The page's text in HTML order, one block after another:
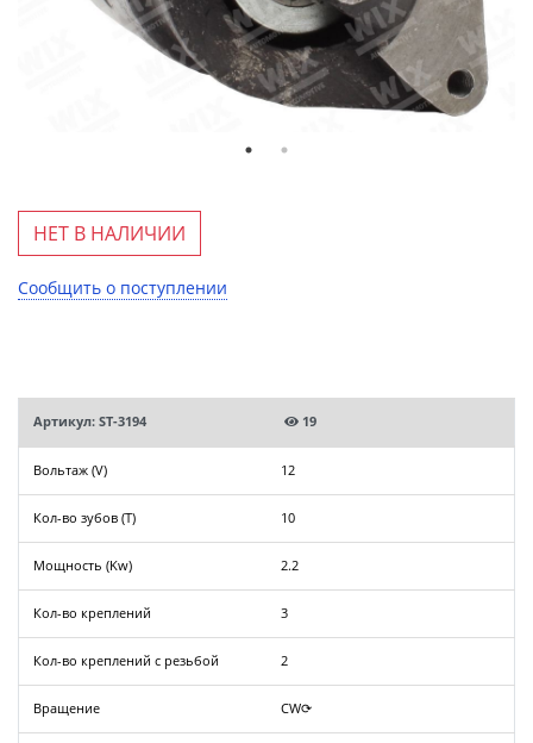
НЕТ В НАЛИЧИИ
Сообщить о поступлении
Артикул: ST-3194 19
Вольтаж (V) 12
Кол-во зубов (T) 10
Мощность (Kw) 2.2
Кол-во креплений 3
Кол-во креплений с резьбой 2
Вращение CW⟳